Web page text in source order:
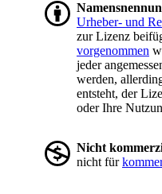
Urheber- und
zur Lizenz
vorgenommen
jeder
werden,
entsteht, der
oder Ihre
Nicht
nicht für